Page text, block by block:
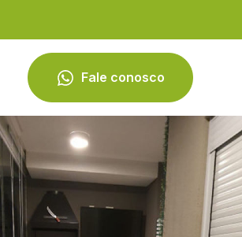
Fale conosco